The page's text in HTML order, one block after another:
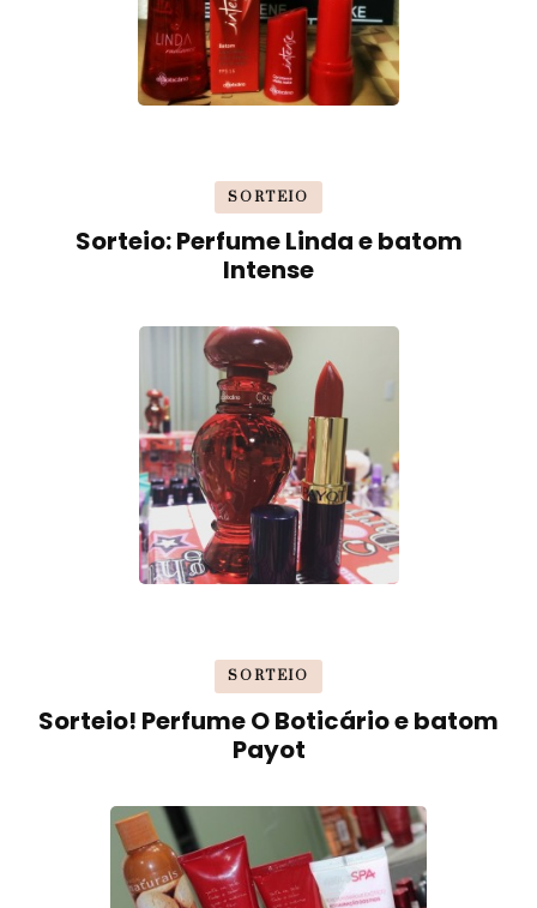
SORTEIO
Sorteio: Perfume Linda e batom
Intense
SORTEIO
Sorteio! Perfume O Boticário e batom
Payot